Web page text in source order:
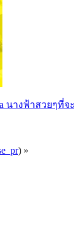
นางฟ้าสวยๆ
) »